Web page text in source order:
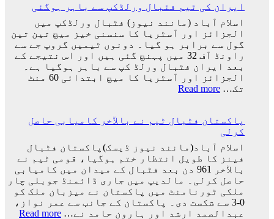
شکست
کیساتھ
رونالڈو
کا
ورلڈ
کپ
کا
سفر
ایران کی ٹیم فٹبال ورلڈکپ سے باہر ہوگئی
اسلام آباد (مانند نیوز) فٹبال ورلڈکپ میں
الجزائز اور آسٹریا کا سنسنی خیز میچ تین تین
گول سے برابر ہو گیا۔ دونوں ٹیمیں گروپ جے سے
راونڈ آف 32 میں پہنچ گئی ہیں اور اس نتیجے کے
بعد ایران فٹبال ورلڈ کپ سے باہر ہوگیا ہے۔
الجزائز اور آسٹریا کا میچ ابتدائی 60 منٹ
تک… Read more
:
ٹیم
سے
باہر
ہوگئی
پاکستان فٹبال ٹیم نے بالآخر کامیابی حاصل
کرلی
اسلام آباد(مانند نیوز ڈیسک)پاکستان فٹبال
فینز کا طویل انتظار ختم ہوگیا، قومی ٹیم نے
بالآخر 961 دن بعد فٹبال کے میدان میں کامیابی
حاصل کرلی۔ مالدیپ میں جاری ڈائمنڈ جوبلی چار
ملکی ٹورنامنٹ میں پاکستان نے میزبان ملک کو
0-3 سے شکست دی۔ پاکستان کے جانب سے عمر نواز،
عبدالصمد ارشد اور ہارون حامد نے… Read more
: